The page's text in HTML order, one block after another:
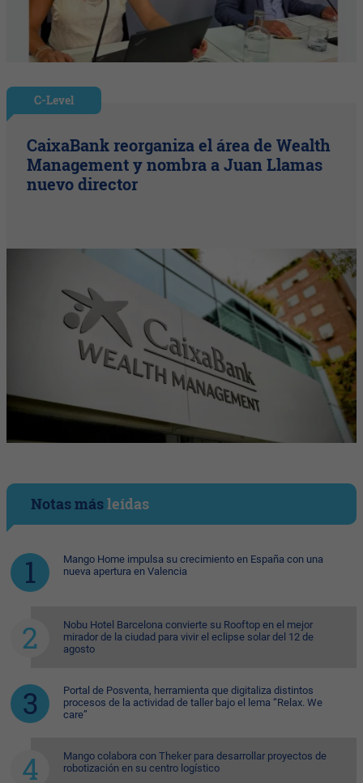
C-Level
CaixaBank reorganiza el área de Wealth
Management y nombra a Juan Llamas
nuevo director
Notas másleídas
Mango Home impulsa su crecimiento en España con una
nueva apertura en Valencia
Nobu Hotel Barcelona convierte su Rooftop en el mejor
mirador de la ciudad para vivir el eclipse solar del 12 de
agosto
Portal de Posventa, herramienta que digitaliza distintos
procesos de la actividad de taller bajo el lema “Relax. We
care”
Mango colabora con Theker para desarrollar proyectos de
robotización en su centro logístico